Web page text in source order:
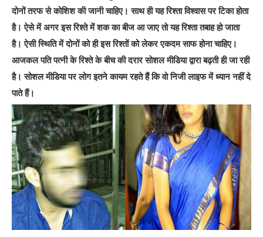
दोनों तरफ से कोशिश की जानी चाहिए। साथ ही यह रिश्ता विश्वास पर टिका होता
है। ऐसे में अगर इस रिश्ते में शक का बीज आ जाए तो यह रिश्ता तबाह हो जाता
है। ऐसी स्थिति में दोनों को ही इस रिश्तों को लेकर एकदम साफ होना चाहिए।
आजकल पति पत्नी के रिश्ते के बीच की दरार सोशल मीडिया द्वारा बढ़ती ही जा रही
है। सोशल मीडिया पर लोग इतने कायम रहते हैं कि वो निजी लाइफ में ध्यान नहीं दे
पाते हैं।